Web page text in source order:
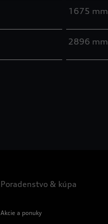
1675 mm
2896 mm
Poradenstvo & kúpa
Akcie a ponuky